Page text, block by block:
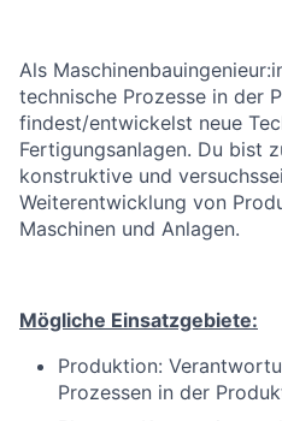
Als
technische Prozesse in der
findest/entwickelst neue
Fertigungsanlagen. Du bist
konstruktive und
Weiterentwicklung von
Maschinen und Anlagen.
Mögliche Einsatzgebiete:
Produktion:
Prozessen in der